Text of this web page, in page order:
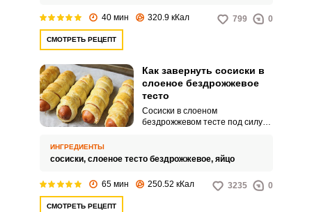
40 мин 320.9 кКал 799 0
СМОТРЕТЬ РЕЦЕПТ
Как завернуть сосиски в
слоеное бездрожжевое
тесто
Сосиски в слоеном
бездрожжевом тесте под силу
блюдо может стать
также подойдет для пикников и
перекусов на работе.
ИНГРЕДИЕНТЫ
сосиски, слоеное тесто бездрожжевое, яйцо
65 мин 250.52 кКал 3235 0
СМОТРЕТЬ РЕЦЕПТ